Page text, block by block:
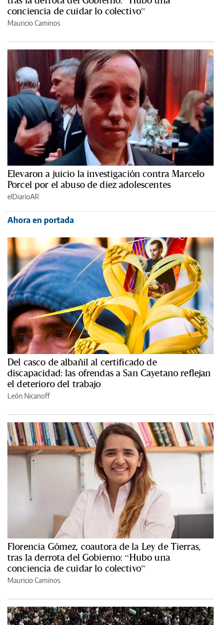
conciencia de cuidar lo colectivo”
Mauricio Caminos
Elevaron a juicio la investigación contra Marcelo
Porcel por el abuso de diez adolescentes
elDiarioAR
Ahora en portada
Del casco de albañil al certificado de
discapacidad: las ofrendas a San Cayetano reflejan
el deterioro del trabajo
León Nicanoff
Florencia Gómez, coautora de la Ley de Tierras,
tras la derrota del Gobierno: “Hubo una
conciencia de cuidar lo colectivo”
Mauricio Caminos